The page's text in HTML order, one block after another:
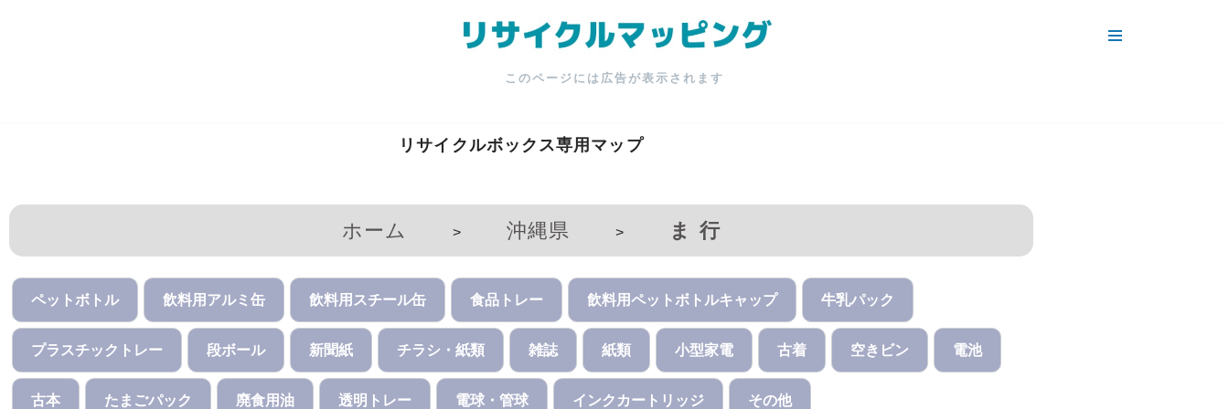
このページには広告が表示されます
リサイクルボックス専用マップ
ホーム > 沖縄県 > ま行
ペットボトル 飲料用アルミ缶 飲料用スチール缶 食品トレー 飲料用ペットボトルキャップ 牛乳パック
プラスチックトレー 段ボール 新聞紙 チラシ・紙類 雑誌 紙類 小型家電 古着 空きビン 電池
古本 たまごパック 廃食用油 透明トレー 電球・管球 インクカートリッジ その他